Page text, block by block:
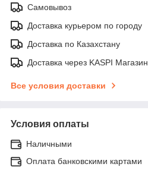
Самовывоз
Доставка курьером по городу
Доставка по Казахстану
Доставка через KASPI Магазин
Все условия доставки
Условия оплаты
Наличными
Оплата банковскими картами